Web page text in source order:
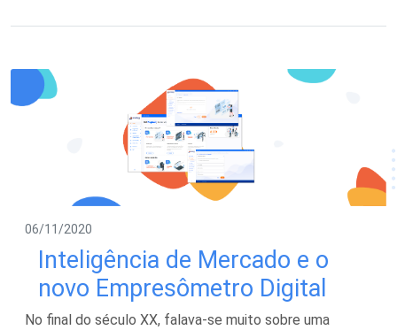
06/11/2020
Inteligência de Mercado e o
novo Empresômetro Digital
No final do século XX, falava-se muito sobre uma